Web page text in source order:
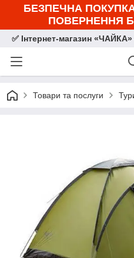
БЕЗПЕЧНА
ПОВЕРНЕННЯ
✅ Інтернет-магазин
Товари та послуги